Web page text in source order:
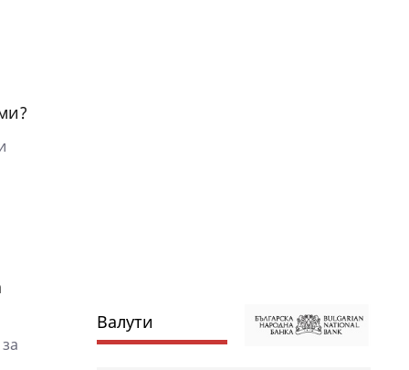
Валути